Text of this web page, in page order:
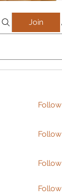
Join
Follow
Follow
Follow
Follow